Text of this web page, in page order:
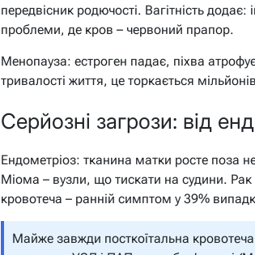
передвісник родючості. Вагітність
проблеми, де кров – червоний прапор.
Менопауза: естроген падає, піхва
тривалості життя, це торкається
Серйозні загрози: від
Ендометріоз: тканина матки росте поза
Міома – вузли, що тискати на судини.
кровотеча – ранній симптом у 39%
Майже завжди посткоїтальна